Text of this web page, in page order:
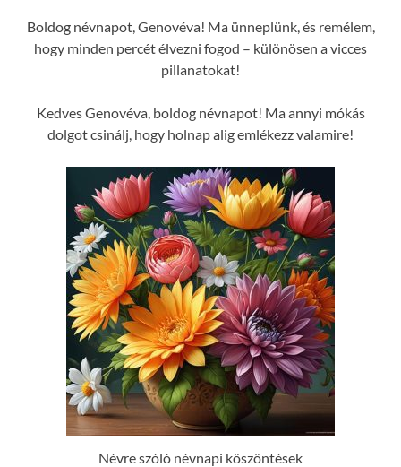
Boldog névnapot, Genovéva! Ma ünneplünk, és remélem,
hogy minden percét élvezni fogod – különösen a vicces
pillanatokat!
Kedves Genovéva, boldog névnapot! Ma annyi mókás
dolgot csinálj, hogy holnap alig emlékezz valamire!
Névre szóló névnapi köszöntések